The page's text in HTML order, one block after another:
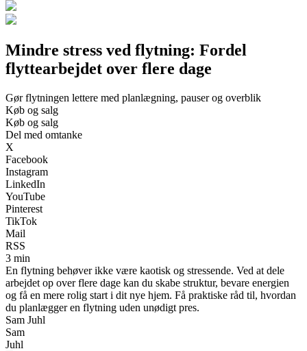
Mindre stress ved flytning: Fordel
flyttearbejdet over flere dage
Gør flytningen lettere med planlægning, pauser og overblik
Køb og salg
Køb og salg
Del med omtanke
X
Facebook
Instagram
LinkedIn
YouTube
Pinterest
TikTok
Mail
RSS
3 min
En flytning behøver ikke være kaotisk og stressende. Ved at dele
arbejdet op over flere dage kan du skabe struktur, bevare energien
og få en mere rolig start i dit nye hjem. Få praktiske råd til, hvordan
du planlægger en flytning uden unødigt pres.
Sam Juhl
Sam
Juhl